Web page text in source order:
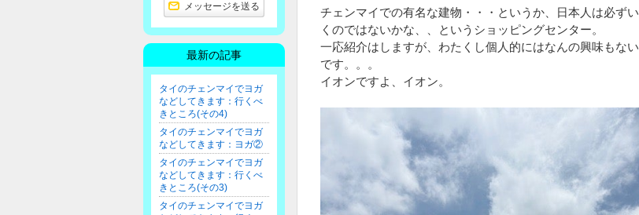
チェンマイでの有名な建物・・・というか、日本人は必ずい
くのではないかな、、というショッピングセンター。
一応紹介はしますが、わたくし個人的にはなんの興味もない
です。。。
イオンですよ、イオン。
メッセージを送る
最新の記事
タイのチェンマイでヨガ
などしてきます：行くべ
きところ(その4)
タイのチェンマイでヨガ
などしてきます：ヨガ②
タイのチェンマイでヨガ
などしてきます：行くべ
きところ(その3)
タイのチェンマイでヨガ